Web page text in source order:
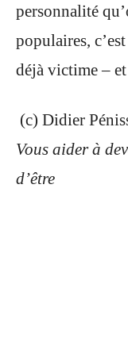
personnalité
populaires,
déjà victime –
(c) Didier
Vous aider à
d’être